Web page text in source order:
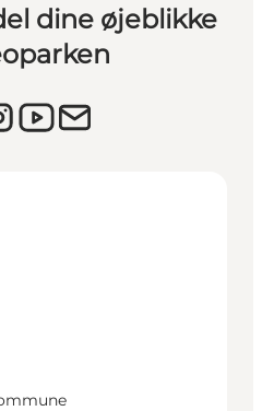
dine øjeblikke